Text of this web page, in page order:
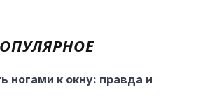
ногами к окну: правда и